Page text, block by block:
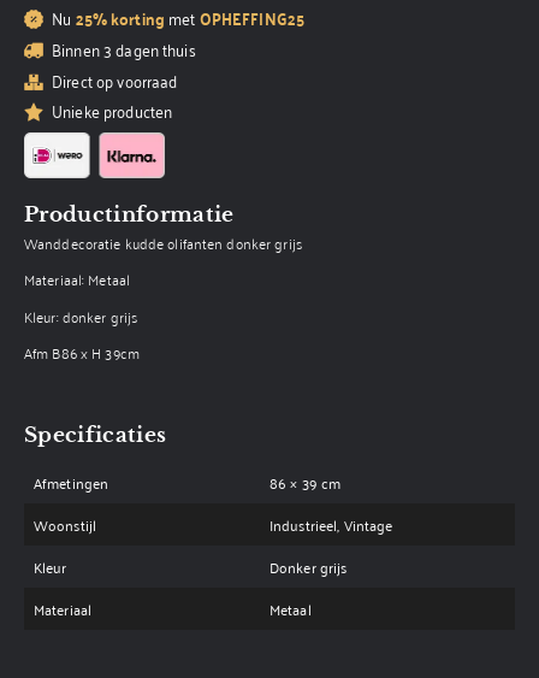
Nu 25% korting metOPHEFFING25
Binnen 3 dagen thuis
Direct op voorraad
Unieke producten
Productinformatie
Wanddecoratie kudde olifanten donker grijs
Materiaal: Metaal
Kleur: donker grijs
Afm B86 x H 39cm
Specificaties
Afmetingen
86 × 39 cm
Woonstijl
Industrieel, Vintage
Kleur
Donker grijs
Materiaal
Metaal